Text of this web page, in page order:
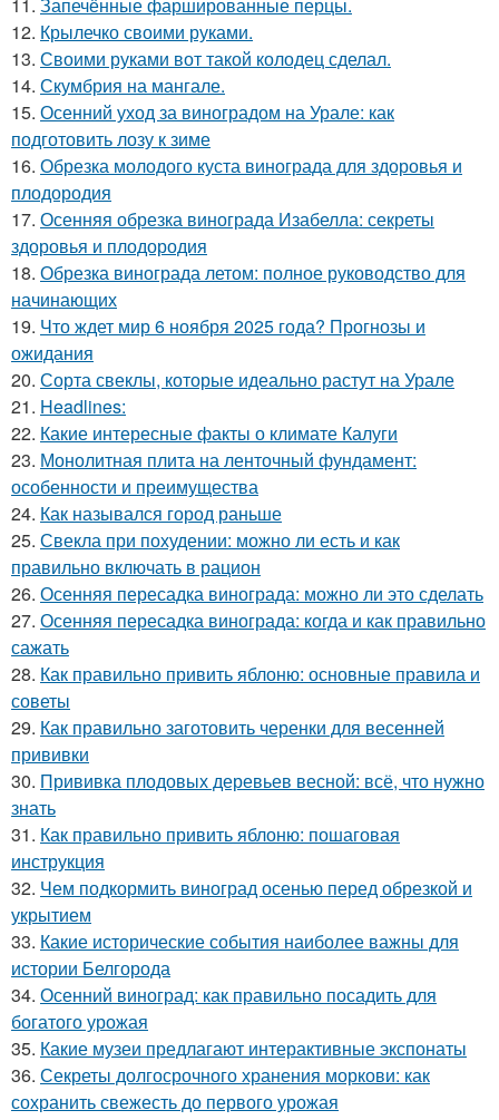
11. Запечённые фаршированные перцы.
12. Крылечко своими руками.
13. Своими руками вот такой колодец сделал.
14. Скумбрия на мангале.
15. Осенний уход за виноградом на Урале: как
подготовить лозу к зиме
16. Обрезка молодого куста винограда для здоровья и
плодородия
17. Осенняя обрезка винограда Изабелла: секреты
здоровья и плодородия
18. Обрезка винограда летом: полное руководство для
начинающих
19. Что ждет мир 6 ноября 2025 года? Прогнозы и
ожидания
20. Сорта свеклы, которые идеально растут на Урале
21. Headlines:
22. Какие интересные факты о климате Калуги
23. Монолитная плита на ленточный фундамент:
особенности и преимущества
24. Как назывался город раньше
25. Свекла при похудении: можно ли есть и как
правильно включать в рацион
26. Осенняя пересадка винограда: можно ли это сделать
27. Осенняя пересадка винограда: когда и как правильно
сажать
28. Как правильно привить яблоню: основные правила и
советы
29. Как правильно заготовить черенки для весенней
прививки
30. Прививка плодовых деревьев весной: всё, что нужно
знать
31. Как правильно привить яблоню: пошаговая
инструкция
32. Чем подкормить виноград осенью перед обрезкой и
укрытием
33. Какие исторические события наиболее важны для
истории Белгорода
34. Осенний виноград: как правильно посадить для
богатого урожая
35. Какие музеи предлагают интерактивные экспонаты
36. Секреты долгосрочного хранения моркови: как
сохранить свежесть до первого урожая